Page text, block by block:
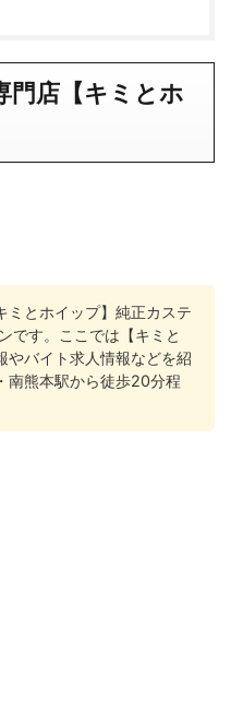
門店【キミとホ
ミとホイップ】純正カステ
です。ここでは【キミと
やバイト求人情報などを紹
南熊本駅から徒歩20分程